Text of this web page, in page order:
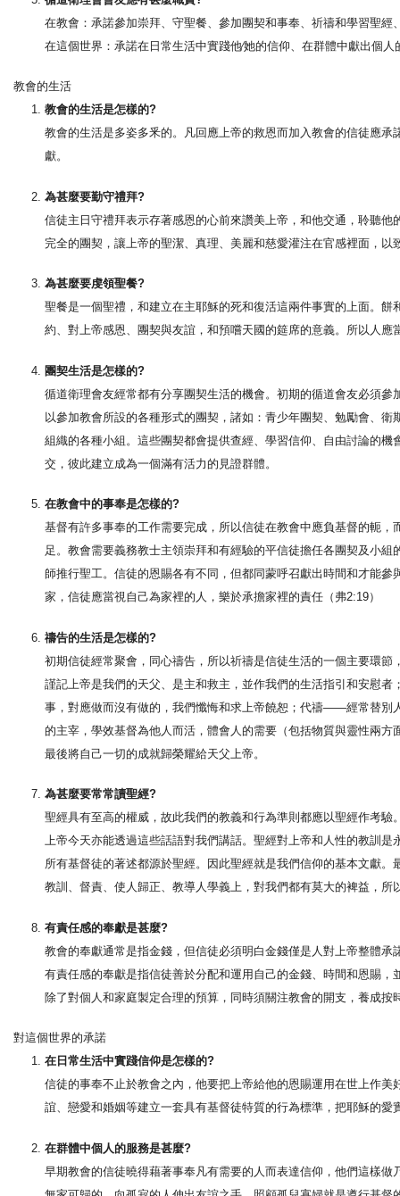
在教會：承諾參加崇拜、守聖餐、參加團契和事奉、祈禱和學習聖經
在這個世界：承諾在日常生活中實踐他∕她的信仰、在群體中獻出個
教會的生活
教會的生活是怎樣的?
教會的生活是多姿多釆的。凡回應上帝的救恩而加入教會的信徒應
獻。
為甚麼要勤守禮拜?
信徒主日守禮拜表示存著感恩的心前來讚美上帝，和他交通，聆聽
完全的團契，讓上帝的聖潔、真理、美麗和慈愛灌注在官感裡面，
為甚麼要虔領聖餐?
聖餐是一個聖禮，和建立在主耶穌的死和復活這兩件事實的上面。
約、對上帝感恩、團契與友誼，和預嚐天國的筵席的意義。所以人
團契生活是怎樣的?
循道衛理會友經常都有分享團契生活的機會。初期的循道會友必須
以參加教會所設的各種形式的團契，諸如：青少年團契、勉勵會、
組織的各種小組。這些團契都會提供查經、學習信仰、自由討論的
交，彼此建立成為一個滿有活力的見證群體。
在教會中的事奉是怎樣的?
基督有許多事奉的工作需要完成，所以信徒在教會中應負基督的軛
足。教會需要義務教士主領崇拜和有經驗的平信徒擔任各團契及小
師推行聖工。信徒的恩賜各有不同，但都同蒙呼召獻出時間和才能
家，信徒應當視自己為家裡的人，樂於承擔家裡的責任（弗2:19）
禱告的生活是怎樣的?
初期信徒經常聚會，同心禱告，所以祈禱是信徒生活的一個主要環
謹記上帝是我們的天父、是主和救主，並作我們的生活指引和安
事，對應做而沒有做的，我們懺悔和求上帝饒恕；代禱——經常替
的主宰，學效基督為他人而活，體會人的需要（包括物質與靈性兩
最後將自己一切的成就歸榮耀給天父上帝。
為甚麼要常常讀聖經?
聖經具有至高的權威，故此我們的教義和行為準則都應以聖經作考
上帝今天亦能透過這些話語對我們講話。聖經對上帝和人性的教訓
所有基督徒的著述都源於聖經。因此聖經就是我們信仰的基本文獻
教訓、督責、使人歸正、教導人學義上，對我們都有莫大的裨益，所
有責任感的奉獻是甚麼?
教會的奉獻通常是指金錢，但信徒必須明白金錢僅是人對上帝整體
有責任感的奉獻是指信徒善於分配和運用自己的金錢、時間和恩賜
除了對個人和家庭製定合理的預算，同時須關注教會的開支，養成
對這個世界的承諾
在日常生活中實踐信仰是怎樣的?
信徒的事奉不止於教會之內，他要把上帝給他的恩賜運用在世上作
誼、戀愛和婚姻等建立一套具有基督徒特質的行為標準，把耶穌的愛
在群體中個人的服務是甚麼?
早期教會的信徒曉得藉著事奉凡有需要的人而表達信仰，他們這樣